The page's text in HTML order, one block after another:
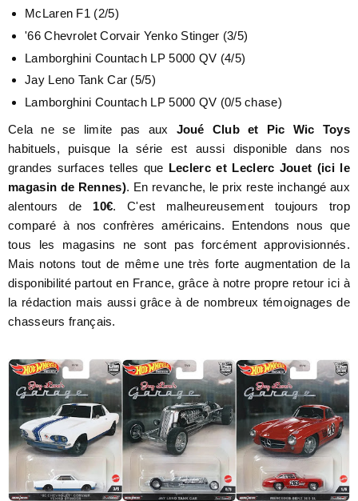
McLaren F1 (2/5)
'66 Chevrolet Corvair Yenko Stinger (3/5)
Lamborghini Countach LP 5000 QV (4/5)
Jay Leno Tank Car (5/5)
Lamborghini Countach LP 5000 QV (0/5 chase)
Cela ne se limite pas aux Joué Club et Pic Wic Toys
habituels, puisque la série est aussi disponible dans nos
grandes surfaces telles que Leclerc et Leclerc Jouet (ici le
magasin de Rennes). En revanche, le prix reste inchangé aux
alentours de 10€. C'est malheureusement toujours trop
comparé à nos confrères américains. Entendons nous que
tous les magasins ne sont pas forcément approvisionnés.
Mais notons tout de même une très forte augmentation de la
disponibilité partout en France, grâce à notre propre retour ici à
la rédaction mais aussi grâce à de nombreux témoignages de
chasseurs français.